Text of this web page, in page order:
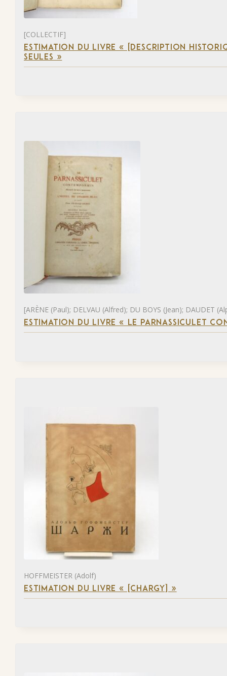
[COLLECTIF]
ESTIMATION DU LIVRE « [DESCRIPTION
SEULES »
[ARÈNE (Paul); DELVAU (Alfred); DU BOYS (Jean); DAUDET
ESTIMATION DU LIVRE « LE PARNASSICULET
HOFFMEISTER (Adolf)
ESTIMATION DU LIVRE « [CHARGY] »